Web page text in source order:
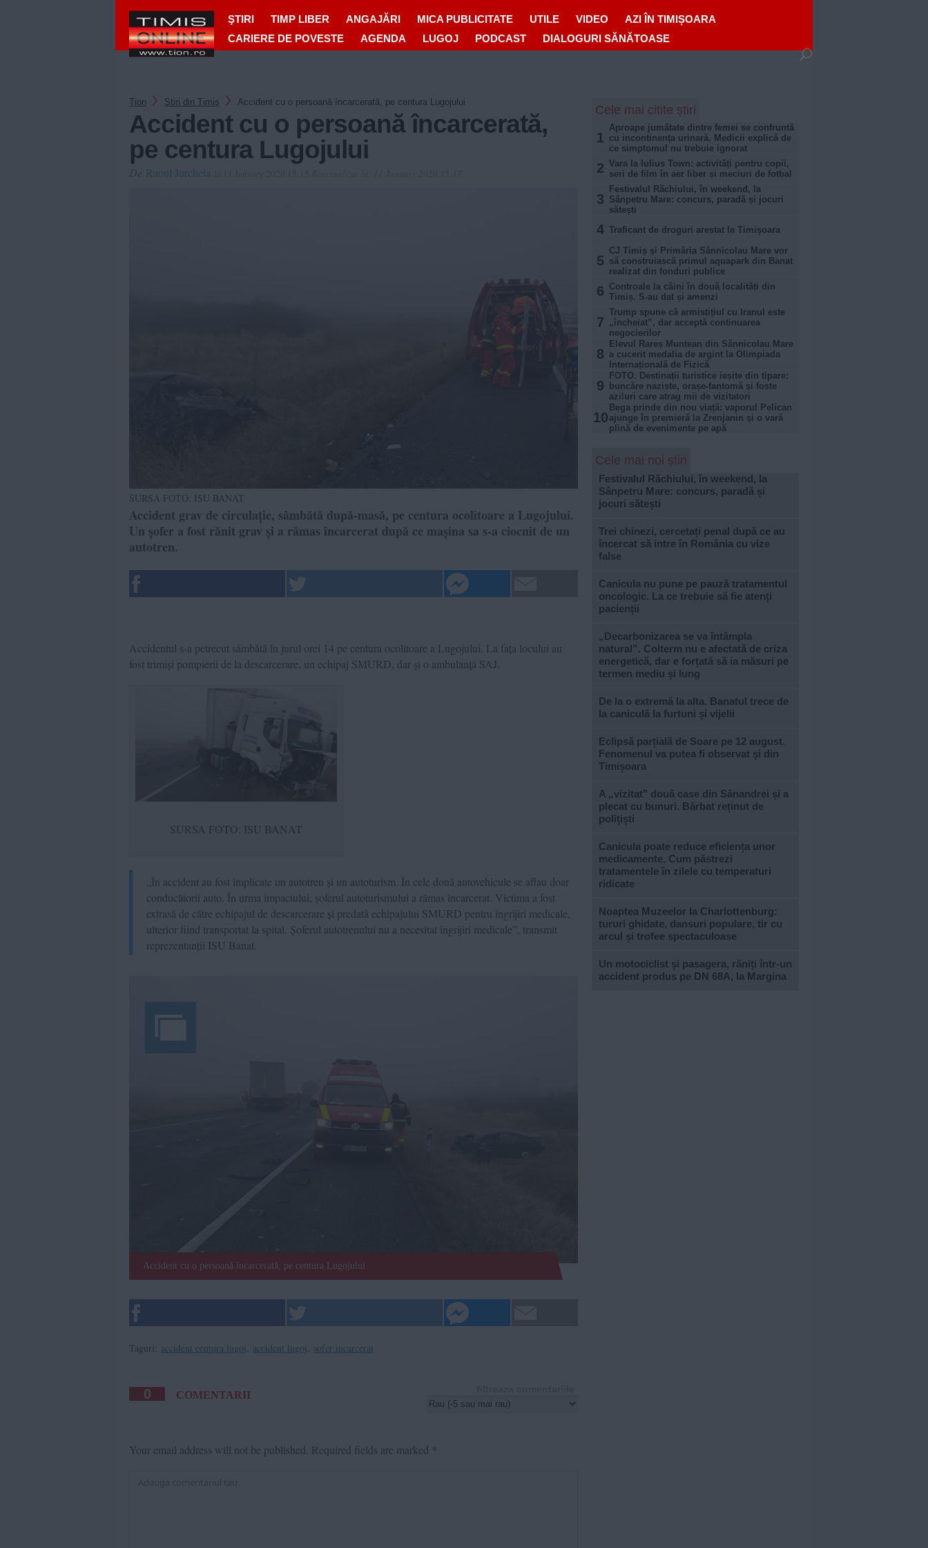
ŞTIRI TIMP LIBER ANGAJĂRI MICA PUBLICITATE UTILE VIDEO
AZI ÎN TIMIȘOARA
CARIERE DE POVESTE
AGENDA LUGOJ PODCAST DIALOGURI SĂNĂTOASE
Tion Ştiri din Timiș Accident cu o persoană încarcerată, pe centura Lugojului
Accident cu o persoană încarcerată,
pe centura Lugojului
Raoul Jurchela
SURSA FOTO: ISU BANAT
Accident grav de circulație, sâmbătă după-masă, pe centura ocolitoare a Lugojului.
Un șofer a fost rănit grav și a rămas încarcerat după ce mașina sa s-a ciocnit de un
autotren.
Accidentul s-a petrecut sâmbătă în jurul orei 14 pe centura ocolitoare a Lugojului. La fața locului au
fost trimiși pompierii de la descarcerare, un echipaj SMURD, dar și o ambulanță SAJ.
SURSA FOTO: ISU BANAT
„În accident au fost implicate un autotren și un autoturism. În cele două autovehicule se aflau doar
conducătorii auto. În urma impactului, șoferul autoturismului a rămas încarcerat. Victima a fost
extrasă de către echipajul de descarcerare și predată echipajului SMURD pentru îngrijiri medicale,
ulterior fiind transportat la spital. Șoferul autotrenului nu a necesitat îngrijiri medicale”, transmit
reprezentanții ISU Banat.
Accident cu o persoană încarcerată, pe centura Lugojului
Taguri: accident centura lugoj, accident lugoj, sofer incarcerat
0 COMENTARII
Your email address will not be published. Required fields are marked *
Cele mai citite știri
1
Aproape jumătate dintre femei se confruntă
cu incontinența urinară. Medicii explică de
ce simptomul nu trebuie ignorat
2 Vara la Iulius Town: activități pentru copii,
seri de film în aer liber și meciuri de fotbal
3
Festivalul Răchiului, în weekend, la
Sânpetru Mare: concurs, paradă și jocuri
sătești
4 Traficant de droguri arestat la Timișoara
5
CJ Timiș și Primăria Sânnicolau Mare vor
să construiască primul aquapark din Banat
realizat din fonduri publice
6 Controale la câini în două localități din
Timiș. S-au dat și amenzi
7
Trump spune că armistițiul cu Iranul este
„încheiat”, dar acceptă continuarea
negocierilor
8
Elevul Rareș Muntean din Sânnicolau Mare
a cucerit medalia de argint la Olimpiada
Internațională de Fizică
9
FOTO. Destinații turistice ieșite din tipare:
buncăre naziste, orașe-fantomă și foste
aziluri care atrag mii de vizitatori
10
Bega prinde din nou viață: vaporul Pelican
ajunge în premieră la Zrenjanin și o vară
plină de evenimente pe apă
Cele mai noi știri
Festivalul Răchiului, în weekend, la
Sânpetru Mare: concurs, paradă și
jocuri sătești
Trei chinezi, cercetați penal după ce au
încercat să intre în România cu vize
false
Canicula nu pune pe pauză tratamentul
oncologic. La ce trebuie să fie atenți
pacienții
„Decarbonizarea se va întâmpla
natural”. Colterm nu e afectată de criza
energetică, dar e forțată să ia măsuri pe
termen mediu și lung
De la o extremă la alta. Banatul trece de
la caniculă la furtuni și vijelii
Eclipsă parțială de Soare pe 12 august.
Fenomenul va putea fi observat și din
Timișoara
A „vizitat" două case din Sânandrei și a
plecat cu bunuri. Bărbat reținut de
polițiști
Canicula poate reduce eficiența unor
medicamente. Cum păstrezi
tratamentele în zilele cu temperaturi
ridicate
Noaptea Muzeelor la Charlottenburg:
tururi ghidate, dansuri populare, tir cu
arcul și trofee spectaculoase
Un motociclist și pasagera, răniți într-un
accident produs pe DN 68A, la Margina